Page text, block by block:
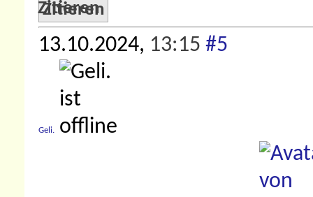
Zitieren
13.10.2024, 13:15 #5
Geli.